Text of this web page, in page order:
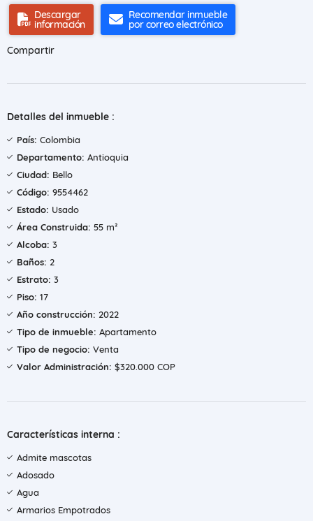
Descargar
información
Recomendar inmueble
por correo electrónico
Compartir
Detalles del inmueble :
País: Colombia
Departamento: Antioquia
Ciudad: Bello
Código: 9554462
Estado: Usado
Área Construida: 55 m²
Alcoba: 3
Baños: 2
Estrato: 3
Piso: 17
Año construcción: 2022
Tipo de inmueble: Apartamento
Tipo de negocio: Venta
Valor Administración: $320.000 COP
Características interna :
Admite mascotas
Adosado
Agua
Armarios Empotrados